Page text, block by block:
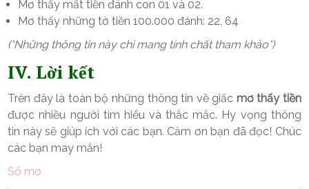
Mơ thấy mất tiền đánh con 01 và 02.
Mơ thấy những tờ tiền 100.000 đánh: 22, 64
(*Những thông tin này chỉ mang tính chất tham khảo*)
IV. Lời kết
Trên đây là toàn bộ những thông tin về giấc mơ thấy tiền
được nhiều người tìm hiểu và thắc mắc. Hy vọng thông
tin này sẽ giúp ích với các bạn. Cảm ơn bạn đã đọc! Chúc
các bạn may mắn!
Sổ mơ